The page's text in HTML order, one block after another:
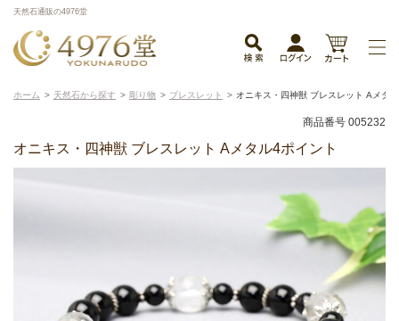
天然石通販の4976堂
ホーム 天然石から探す 彫り物 ブレスレット オニキス・四神獣 ブレスレット Aメタ
商品番号 005232
オニキス・四神獣 ブレスレット Aメタル4ポイント